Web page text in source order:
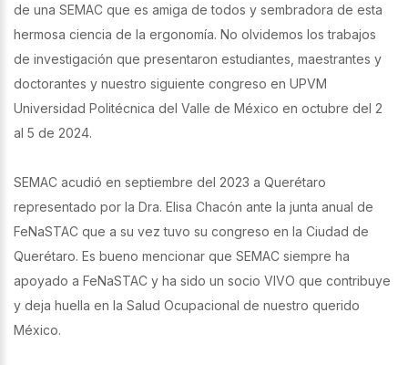
de una SEMAC que es amiga de todos y sembradora de esta
hermosa ciencia de la ergonomía. No olvidemos los trabajos
de investigación que presentaron estudiantes, maestrantes y
doctorantes y nuestro siguiente congreso en UPVM
Universidad Politécnica del Valle de México en octubre del 2
al 5 de 2024.
SEMAC acudió en septiembre del 2023 a Querétaro
representado por la Dra. Elisa Chacón ante la junta anual de
FeNaSTAC que a su vez tuvo su congreso en la Ciudad de
Querétaro. Es bueno mencionar que SEMAC siempre ha
apoyado a FeNaSTAC y ha sido un socio VIVO que contribuye
y deja huella en la Salud Ocupacional de nuestro querido
México.